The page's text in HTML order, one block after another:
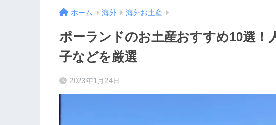
ホーム 海外 海外お土産
ポーランドのお土産おすすめ10選！
子などを厳選
2023年1月24日